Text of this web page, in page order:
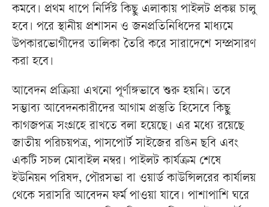
কমবে। প্রথম ধাপে নির্দিষ্ট কিছু এলাকায় পাইলট প্রকল্প চালু
হবে। পরে স্থানীয় প্রশাসন ও জনপ্রতিনিধিদের মাধ্যমে
উপকারভোগীদের তালিকা তৈরি করে সারাদেশে সম্প্রসারণ
করা হবে।
আবেদন প্রক্রিয়া এখনো পূর্ণাঙ্গভাবে শুরু হয়নি। তবে
সম্ভাব্য আবেদনকারীদের আগাম প্রস্তুতি হিসেবে কিছু
কাগজপত্র সংগ্রহে রাখতে বলা হয়েছে। এর মধ্যে রয়েছে
জাতীয় পরিচয়পত্র, পাসপোর্ট সাইজের রঙিন ছবি এবং
একটি সচল মোবাইল নম্বর। পাইলট কার্যক্রম শেষে
ইউনিয়ন পরিষদ, পৌরসভা বা ওয়ার্ড কাউন্সিলরের কার্যালয়
থেকে সরাসরি আবেদন ফর্ম পাওয়া যাবে। পাশাপাশি ঘরে